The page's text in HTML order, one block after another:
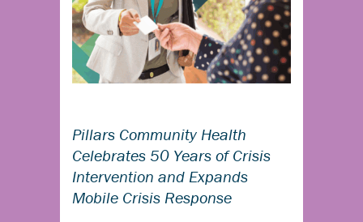
Pillars Community Health
Celebrates 50 Years of Crisis
Intervention and Expands
Mobile Crisis Response